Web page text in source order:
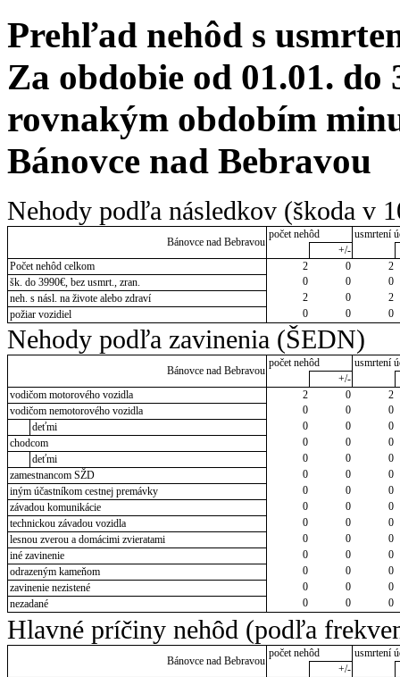
Prehľad nehôd s
Za obdobie od 01.01. do
rovnakým obdobím
Bánovce nad Bebravou
Nehody podľa následkov (škoda v
Bánovce nad Bebravou
počet nehôd
usmrtení
+/-
Počet nehôd celkom
2 0
2
šk. do 3990€, bez usmrt., zran.
0 0
0
neh. s násl. na živote alebo zdraví
2 0
2
požiar vozidiel
0 0 0
Nehody podľa zavinenia (ŠEDN)
Bánovce nad Bebravou
počet nehôd
usmrtení
+/-
vodičom motorového vozidla
2 0
2
vodičom nemotorového vozidla
0 0
0
deťmi
0 0
0
chodcom
0 0
0
deťmi
0 0
0
zamestnancom SŽD
0 0
0
iným účastníkom cestnej premávky
0 0
0
závadou komunikácie
0 0
0
technickou závadou vozidla
0 0
0
lesnou zverou a domácimi zvieratami
0 0
0
iné zavinenie
0 0
0
odrazeným kameňom
0 0
0
zavinenie nezistené
0 0
0
nezadané
0 0 0
Hlavné príčiny nehôd (podľa
Bánovce nad Bebravou
počet nehôd
usmrtení
+/-